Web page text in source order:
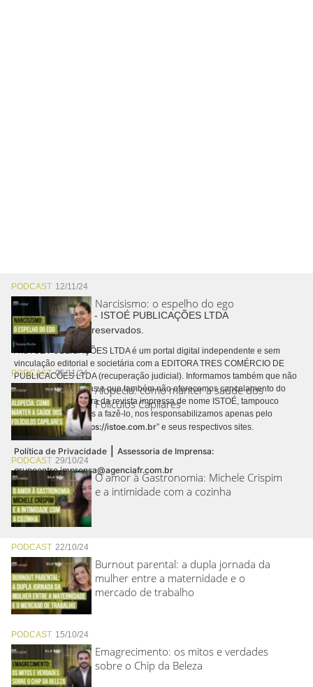
PODCAST 12/11/24
Narcisismo: o espelho do ego
PODCAST05/11/24
Alopecia: como manter a saúde dos
Folículos Capilares
PODCAST 29/10/24
O amor à Gastronomia: Michele Crispim
e a intimidade com a cozinha
PODCAST 22/10/24
Burnout parental: a dupla jornada da
mulher entre a maternidade e o
mercado de trabalho
PODCAST 15/10/24
Emagrecimento: os mitos e verdades
sobre o Chip da Beleza
Copyright © 2026 - ISTOÉ PUBLICAÇÕES LTDA
Todos os direitos reservados.
A ISTOÉ PUBLICAÇÕES LTDA é um portal digital independente e sem
vinculação editorial e societária com a EDITORA TRES COMÉRCIO DE
PUBLICACÕES LTDA (recuperação judicial). Informamos também que não
realizamos cobranças e que também não oferecemos cancelamento do
contrato de assinatura da revista impressa de nome ISTOÉ, tampouco
autorizamos terceiros a fazê-lo, nos responsabilizamos apenas pelo
conteúdo digital “https://istoe.com.br” e seus respectivos sites.
Política de Privacidade | Assessoria de Imprensa:
grupoentre.imprensa@agenciafr.com.br